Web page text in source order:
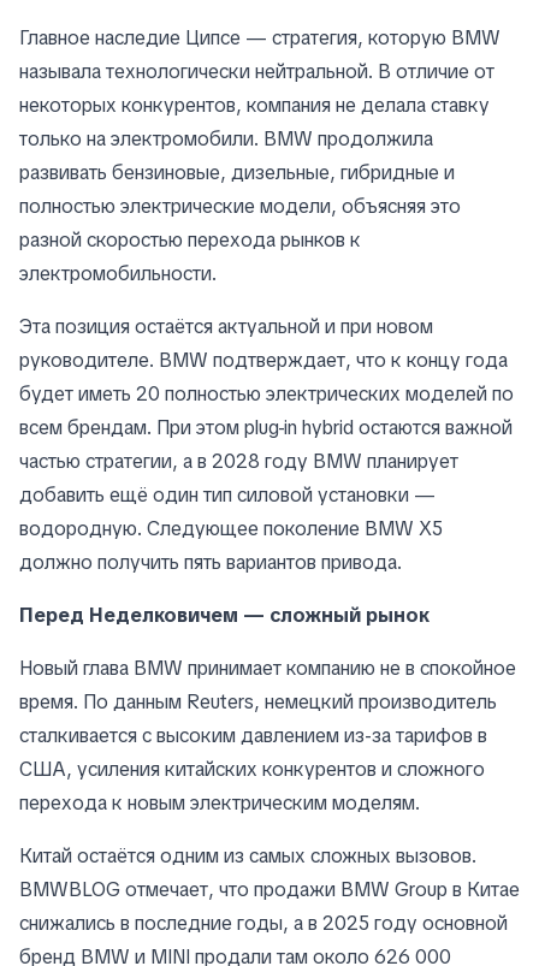
Главное наследие Ципсе — стратегия, которую BMW
называла технологически нейтральной. В отличие от
некоторых конкурентов, компания не делала ставку
только на электромобили. BMW продолжила
развивать бензиновые, дизельные, гибридные и
полностью электрические модели, объясняя это
разной скоростью перехода рынков к
электромобильности.
Эта позиция остаётся актуальной и при новом
руководителе. BMW подтверждает, что к концу года
будет иметь 20 полностью электрических моделей по
всем брендам. При этом plug-in hybrid остаются важной
частью стратегии, а в 2028 году BMW планирует
добавить ещё один тип силовой установки —
водородную. Следующее поколение BMW X5
должно получить пять вариантов привода.
Перед Неделковичем — сложный рынок
Новый глава BMW принимает компанию не в спокойное
время. По данным Reuters, немецкий производитель
сталкивается с высоким давлением из-за тарифов в
США, усиления китайских конкурентов и сложного
перехода к новым электрическим моделям.
Китай остаётся одним из самых сложных вызовов.
BMWBLOG отмечает, что продажи BMW Group в Китае
снижались в последние годы, а в 2025 году основной
бренд BMW и MINI продали там около 626 000